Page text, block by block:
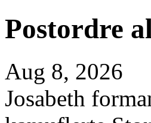
Postordre
Aug 8, 2026
Josabeth